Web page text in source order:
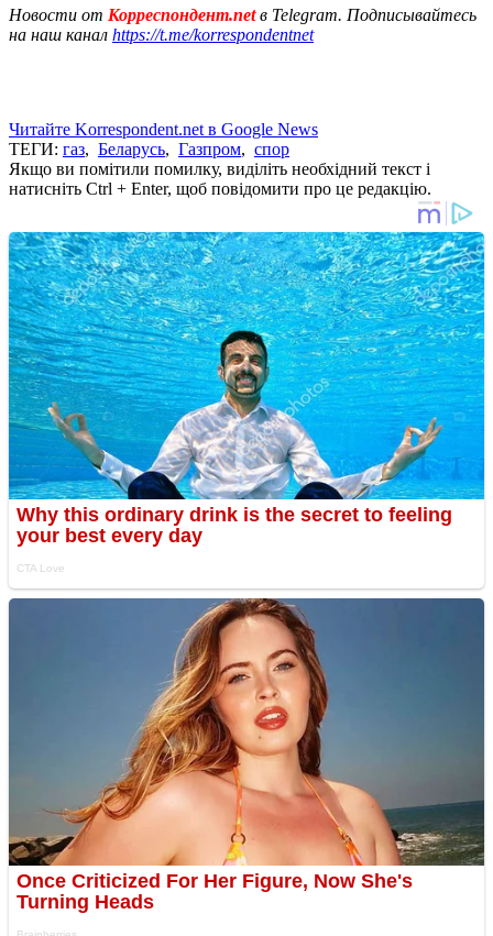
Новости от Корреспондент.netв Telegram. Подписывайтесь
на наш канал https://t.me/korrespondentnet
Читайте Korrespondent.net в Google News
ТЕГИ: газ, Беларусь, Газпром, спор
Якщо ви помітили помилку, виділіть необхідний текст і
натисніть Ctrl + Enter, щоб повідомити про це редакцію.